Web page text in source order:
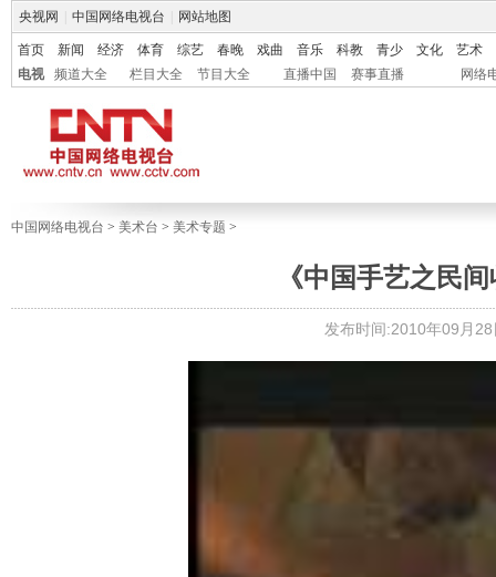
央视网 中国网络电视台 网站地图
首页 新闻 经济 体育 综艺 春晚 戏曲 音乐 科教 青少 文化
艺术
电视
频道大全 栏目大全 节目大全 直播中国 赛事直播 网络
中国网络电视台 > 美术台 > 美术专题 >
《中国手艺之民
发布时间:2010年09月